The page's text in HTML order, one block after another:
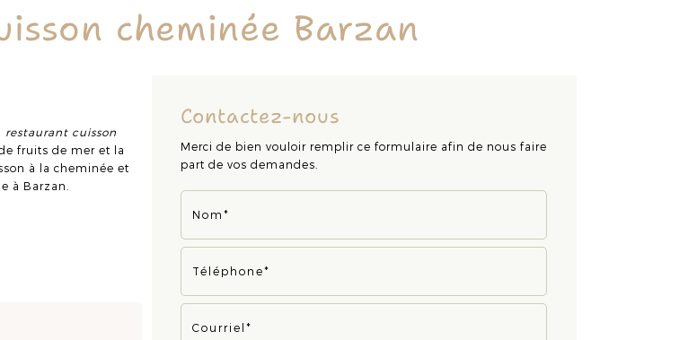
cheminée Barzan
restaurant cuisson
fruits de mer et la
à la cheminée et
à Barzan.
Contactez-nous
Merci de bien vouloir remplir ce formulaire afin de nous faire
part de vos demandes.